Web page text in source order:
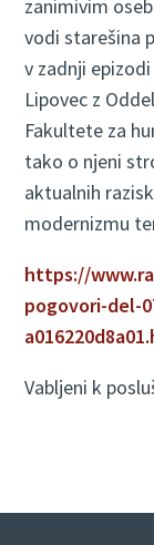
zanimivim
vodi starešina
v zadnji
Lipovec z
Fakultete za
tako o njeni
aktualnih
modernizmu
https://
pogovori-del-
Vabljeni k